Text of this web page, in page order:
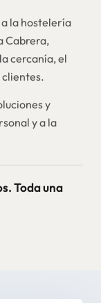
a la hostelería
Cabrera,
cercanía, el
clientes.
y
y a la
Toda una